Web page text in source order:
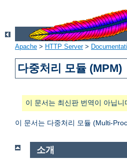
Apache > HTTP Server>
다중처리 모듈 (MPM)
이 문서는 최신판 번역이 아닙
이 문서는 다중처리 모듈 (Multi-
소개